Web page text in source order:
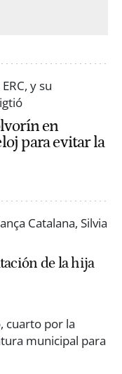
en
para evitar la
de la hija